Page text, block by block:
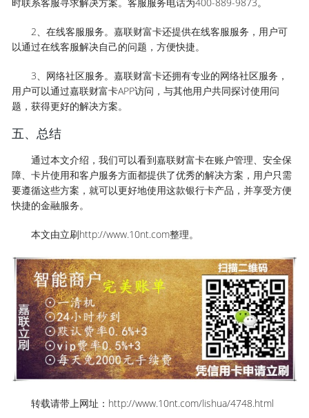
2、在线客服服务。嘉联财富卡还提供在线客服服务，用户可
以通过在线客服解决自己的问题，方便快捷。
3、网络社区服务。嘉联财富卡还拥有专业的网络社区服务，
用户可以通过嘉联财富卡APP访问，与其他用户共同探讨使用问
题，获得更好的解决方案。
五、总结
通过本文介绍，我们可以看到嘉联财富卡在账户管理、安全保
障、卡片使用和客户服务方面都提供了优秀的解决方案，用户只需
要遵循这些方案，就可以更好地使用这款银行卡产品，并享受方便
快捷的金融服务。
本文由立刷http://www.10nt.com整理。
转载请带上网址：http://www.10nt.com/lishua/4748.html